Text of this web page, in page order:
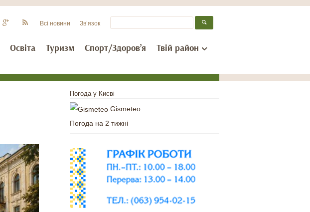
Освіта Туризм Спорт/Здоров’я Твій район
Всі новини Зв’язок
Погода у Києві
Gismeteo
Погода на 2 тижні